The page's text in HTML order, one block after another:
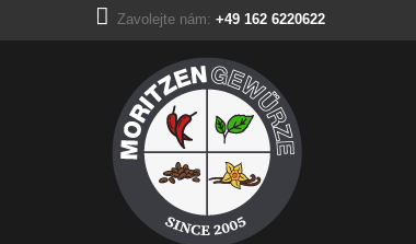
Zavolejte nám: +49 162 6220622